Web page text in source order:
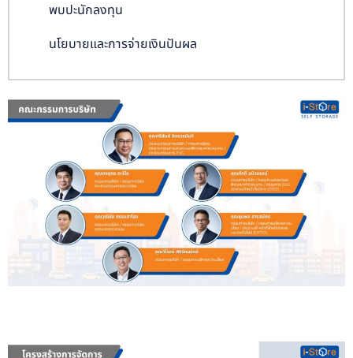
พบปะนักลงทุน
นโยบายและการจ่ายเงินปันผล